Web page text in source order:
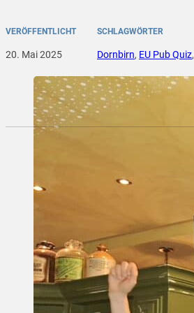
VERÖFFENTLICHT
20. Mai 2025
SCHLAGWÖRTER
Dornbirn, EU Pub Quiz,